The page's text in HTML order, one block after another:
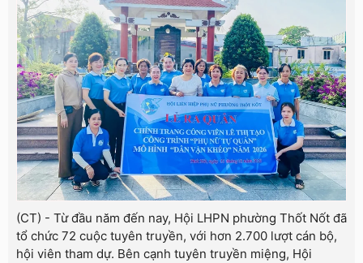
(CT) - Từ đầu năm đến nay, Hội LHPN phường Thốt Nốt đã
tổ chức 72 cuộc tuyên truyền, với hơn 2.700 lượt cán bộ,
hội viên tham dự. Bên cạnh tuyên truyền miệng, Hội